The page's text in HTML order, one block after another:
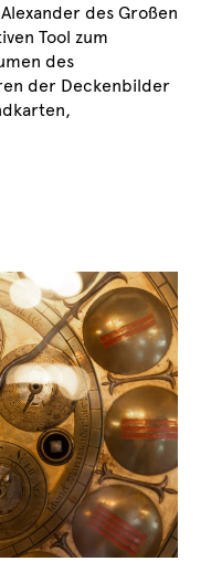
des Großen
Tool zum
des
der Deckenbilder